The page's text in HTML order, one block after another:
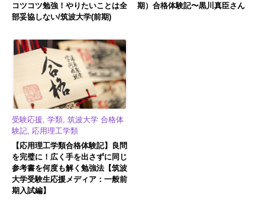
コツコツ勉強！やりたいことは全
部妥協しない/筑波大学(前期)
期）合格体験記〜黒川真臣さん
受験応援, 学類, 筑波大学 合格体
験記, 応用理工学類
【応用理工学類合格体験記】良問
を完璧に！広く手を出さずに同じ
参考書を何度も解く勉強法【筑波
大学受験生応援メディア：一般前
期入試編】